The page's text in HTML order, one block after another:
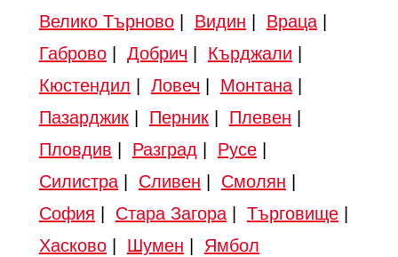
Велико Търново| Видин Враца|
Габрово| Добрич Кърджали
Кюстендил
Ловеч Монтана|
Пазарджик| Перник| Плевен
Пловдив
Разград Русе|
Силистра| Сливен Смолян
София
Стара Загора| Търговище|
Хасково| Шумен Ямбол